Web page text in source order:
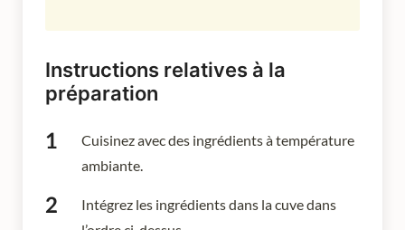
Instructions relatives à la
préparation
Cuisinez avec des ingrédients à température
ambiante.
Intégrez les ingrédients dans la cuve dans